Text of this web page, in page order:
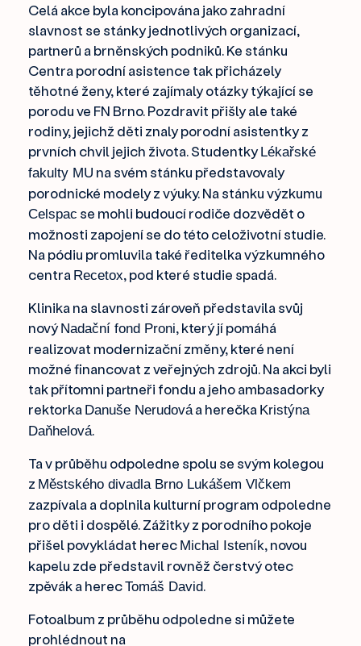
Celá akce byla koncipována jako zahradní
slavnost se stánky jednotlivých organizací,
partnerů a brněnských podniků. Ke stánku
Centra porodní asistence tak přicházely
těhotné ženy, které zajímaly otázky týkající se
porodu ve FN Brno. Pozdravit přišly ale také
rodiny, jejichž děti znaly porodní asistentky z
prvních chvil jejich života. Studentky Lékařské
fakulty MU na svém stánku představovaly
porodnické modely z výuky. Na stánku výzkumu
Celspac se mohli budoucí rodiče dozvědět o
možnosti zapojení se do této celoživotní studie.
Na pódiu promluvila také ředitelka výzkumného
centra Recetox , pod které studie spadá.
Klinika na slavnosti zároveň představila svůj
nový Nadační fond Proni , který jí pomáhá
realizovat modernizační změny, které není
možné financovat z veřejných zdrojů. Na akci byli
tak přítomni partneři fondu a jeho ambasadorky
rektorka Danuše Nerudová a herečka Kristýna
Daňhelová
Ta v průběhu odpoledne spolu se svým kolegou
z Městského divadla Brno Lukášem Vlčkem
zazpívala a doplnila kulturní program odpoledne
pro děti i dospělé. Zážitky z porodního pokoje
přišel povykládat herec Michal Isteník , novou
kapelu zde představil rovněž čerstvý otec
zpěvák a herecTomáš David
Fotoalbum z průběhu odpoledne si můžete
prohlédnout na